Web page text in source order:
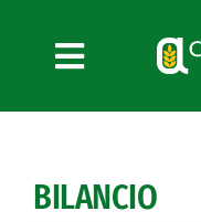
contenuto
Toggle
Navigation
News
BILANCIO